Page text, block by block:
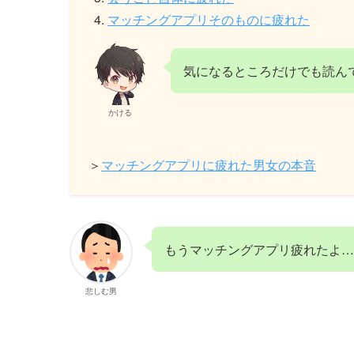
マッチングアプリそのものに疲れた
かける
気になるところだけでも読ん
＞ マッチングアプリに疲れた男女の本音
悲しむ男
もうマッチングアプリ疲れたよ